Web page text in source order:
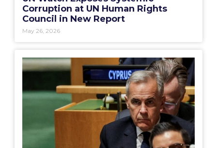
Corruption at UN Human Rights
Council in New Report
May 26, 2026